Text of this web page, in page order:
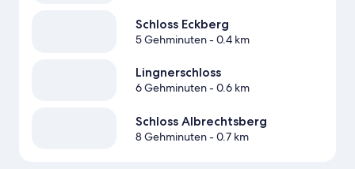
Schloss Eckberg
5 Gehminuten- 0.4 km
Lingnerschloss
6 Gehminuten- 0.6 km
Schloss Albrechtsberg
8 Gehminuten- 0.7 km